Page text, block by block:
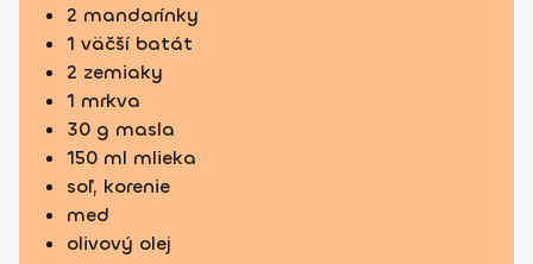
2 mandarínky
1 väčší batát
2 zemiaky
1 mrkva
30 g masla
150 ml mlieka
soľ, korenie
med
olivový olej